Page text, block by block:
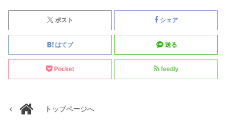
ポスト シェア
はてブ 送る
Pocket feedly
トップページへ